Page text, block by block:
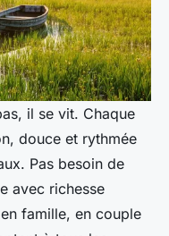
il se vit. Chaque
douce et rythmée
Pas besoin de
avec richesse
famille, en couple